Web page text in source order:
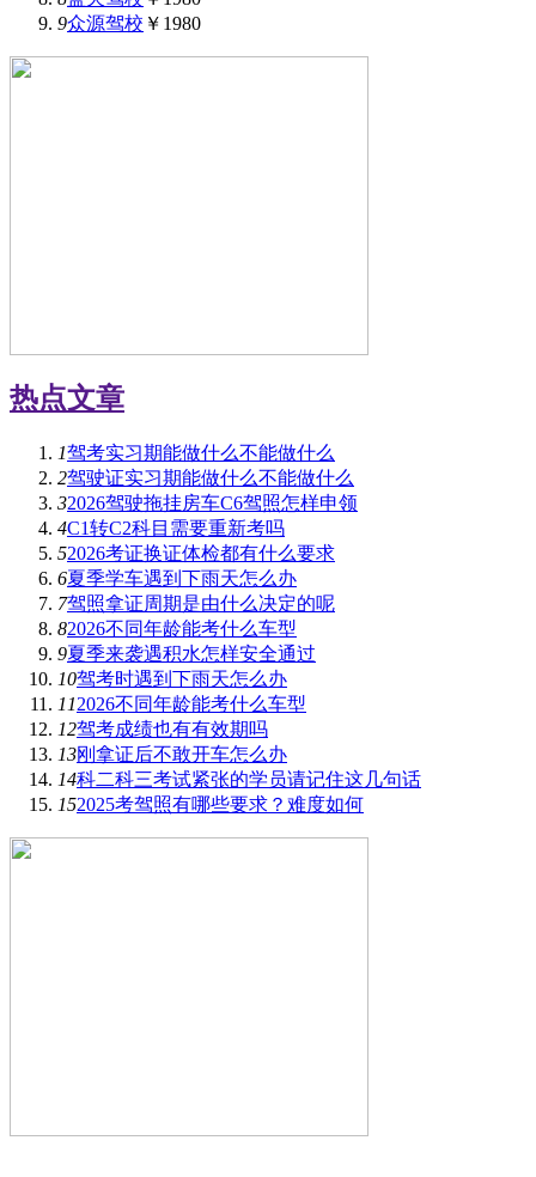
9众源驾校 ￥1980
热点文章
1驾考实习期能做什么不能做什么
2驾驶证实习期能做什么不能做什么
32026驾驶拖挂房车C6驾照怎样申领
4C1转C2科目需要重新考吗
52026考证换证体检都有什么要求
6夏季学车遇到下雨天怎么办
7驾照拿证周期是由什么决定的呢
82026不同年龄能考什么车型
9夏季来袭遇积水怎样安全通过
10驾考时遇到下雨天怎么办
112026不同年龄能考什么车型
12驾考成绩也有有效期吗
13刚拿证后不敢开车怎么办
14科二科三考试紧张的学员请记住这几句话
152025考驾照有哪些要求？难度如何